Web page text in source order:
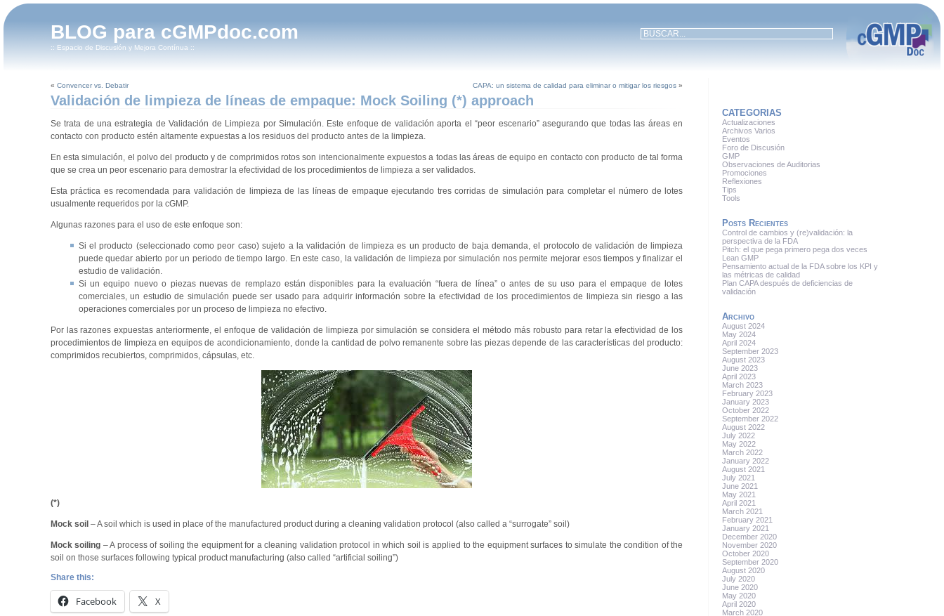
BLOG para cGMPdoc.com
:: Espacio de Discusión y Mejora Contínua ::
« Convencer vs. Debatir CAPA: un sistema de calidad para eliminar o mitigar los riesgos »
Validación de limpieza de líneas de empaque: Mock Soiling (*) approach
Se trata de una estrategia de Validación de Limpieza por Simulación. Este enfoque de validación aporta el “peor escenario” asegurando que todas las áreas en
contacto con producto estén altamente expuestas a los residuos del producto antes de la limpieza.
En esta simulación, el polvo del producto y de comprimidos rotos son intencionalmente expuestos a todas las áreas de equipo en contacto con producto de tal forma
que se crea un peor escenario para demostrar la efectividad de los procedimientos de limpieza a ser validados.
Esta práctica es recomendada para validación de limpieza de las líneas de empaque ejecutando tres corridas de simulación para completar el número de lotes
usualmente requeridos por la cGMP.
Algunas razones para el uso de este enfoque son:
Si el producto (seleccionado como peor caso) sujeto a la validación de limpieza es un producto de baja demanda, el protocolo de validación de limpieza
puede quedar abierto por un periodo de tiempo largo. En este caso, la validación de limpieza por simulación nos permite mejorar esos tiempos y finalizar el
estudio de validación.
Si un equipo nuevo o piezas nuevas de remplazo están disponibles para la evaluación “fuera de línea” o antes de su uso para el empaque de lotes
comerciales, un estudio de simulación puede ser usado para adquirir información sobre la efectividad de los procedimientos de limpieza sin riesgo a las
operaciones comerciales por un proceso de limpieza no efectivo.
Por las razones expuestas anteriormente, el enfoque de validación de limpieza por simulación se considera el método más robusto para retar la efectividad de los
procedimientos de limpieza en equipos de acondicionamiento, donde la cantidad de polvo remanente sobre las piezas depende de las características del producto:
comprimidos recubiertos, comprimidos, cápsulas, etc.
(*)
Mock soil – A soil which is used in place of the manufactured product during a cleaning validation protocol (also called a “surrogate” soil)
Mock soiling – A process of soiling the equipment for a cleaning validation protocol in which soil is applied to the equipment surfaces to simulate the condition of the
soil on those surfaces following typical product manufacturing (also called “artificial soiling”)
Share this:
Facebook X
CATEGORIAS
Actualizaciones
Archivos Varios
Eventos
Foro de Discusión
GMP
Observaciones de Auditorias
Promociones
Reflexiones
Tips
Tools
Posts Recientes
Control de cambios y (re)validación: la
perspectiva de la FDA
Pitch: el que pega primero pega dos veces
Lean GMP
Pensamiento actual de la FDA sobre los KPI y
las métricas de calidad
Plan CAPA después de deficiencias de
validación
Archivo
August 2024
May 2024
April 2024
September 2023
August 2023
June 2023
April 2023
March 2023
February 2023
January 2023
October 2022
September 2022
August 2022
July 2022
May 2022
March 2022
January 2022
August 2021
July 2021
June 2021
May 2021
April 2021
March 2021
February 2021
January 2021
December 2020
November 2020
October 2020
September 2020
August 2020
July 2020
June 2020
May 2020
April 2020
March 2020